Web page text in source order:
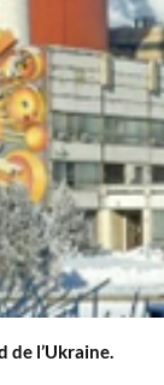
de l’Ukraine.